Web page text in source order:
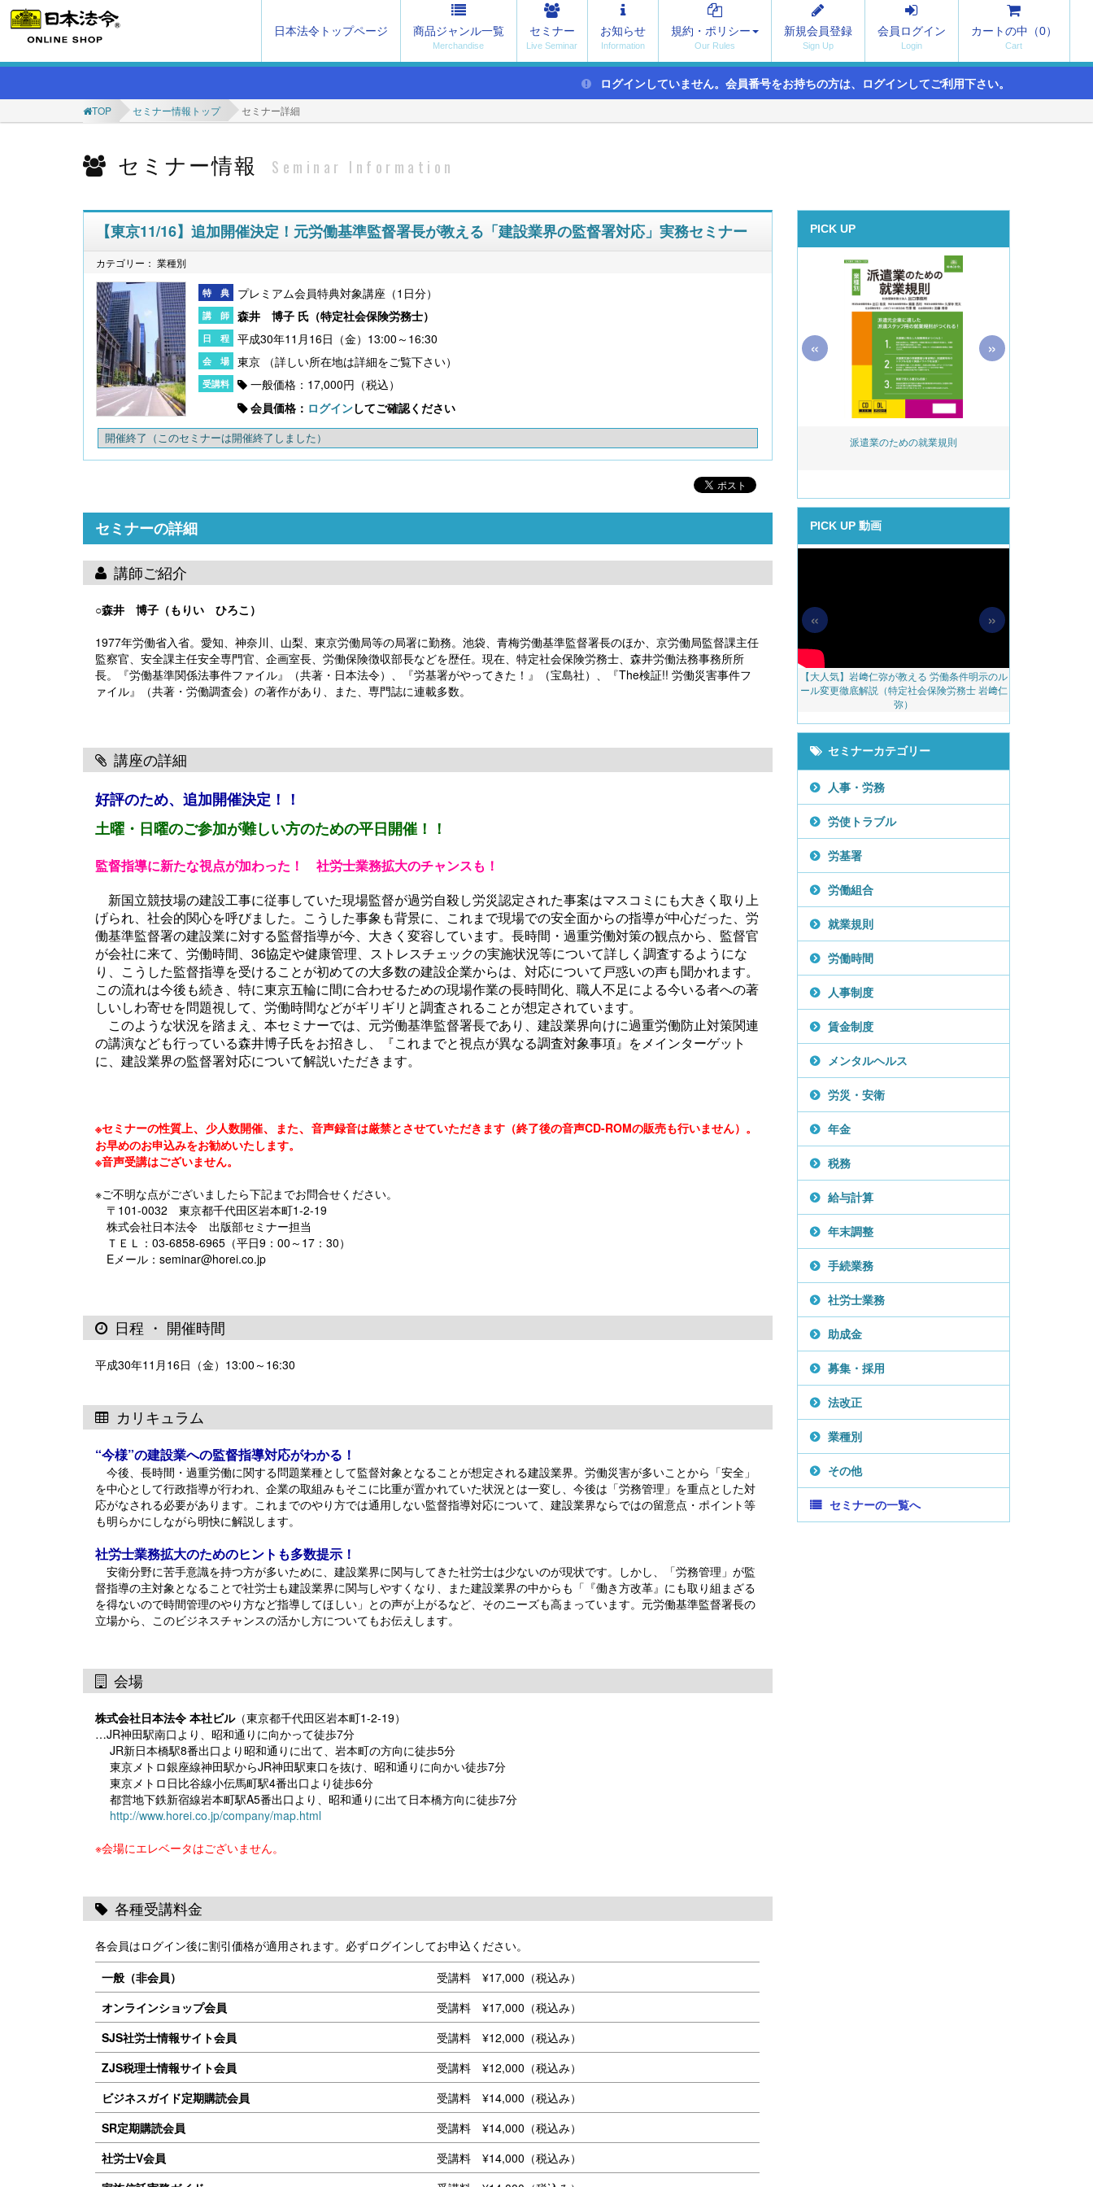
日本法令トップページ 商品ジャンル一覧 セミナー お知らせ 規約・ポリシー 新規会員登録 会員ログイン カートの中（0）
ログインしていません。会員番号をお持ちの方は、ログインしてご利用下さい。
TOP セミナー情報トップ セミナー詳細
セミナー情報 Seminar Information
【東京11/16】追加開催決定！元労働基準監督署長が教える「建設業界の監督署対応」実務セミナー
カテゴリー： 業種別
プレミアム会員特典対象講座（1日分）
森井 博子 氏（特定社会保険労務士）
平成30年11月16日（金）13:00～16:30
東京
一般価格：17,000円（税込）
会員価格： ログインしてご確認ください
開催終了 （このセミナーは開催終了しました）
セミナーの詳細
講師ご紹介
○森井 博子（もりい ひろこ）
1977年労働省入省。愛知、神奈川、山梨、東京労働局等の局署に勤務。池袋、青梅労働基準監督署長のほか、京労働局監督課主任
監察官、安全課主任安全専門官、企画室長、労働保険徴収部長などを歴任。現在、特定社会保険労務士、森井労働法務事務所所
長。『労働基準関係法事件ファイル』（共著・日本法令）、『労基署がやってきた！』（宝島社）、『The検証!! 労働災害事件フ
ァイル』（共著・労働調査会）の著作があり、また、専門誌に連載多数。
講座の詳細
好評のため、追加開催決定！！
土曜・日曜のご参加が難しい方のための平日開催！！
監督指導に新たな視点が加わった！ 社労士業務拡大のチャンスも！
新国立競技場の建設工事に従事していた現場監督が過労自殺し労災認定された事案はマスコミにも大きく取り上
げられ、社会的関心を呼びました。こうした事象も背景に、これまで現場での安全面からの指導が中心だった、労
働基準監督署の建設業に対する監督指導が今、大きく変容しています。長時間・過重労働対策の観点から、監督官
が会社に来て、労働時間、36協定や健康管理、ストレスチェックの実施状況等について詳しく調査するようにな
り、こうした監督指導を受けることが初めての大多数の建設企業からは、対応について戸惑いの声も聞かれます。
この流れは今後も続き、特に東京五輪に間に合わせるための現場作業の長時間化、職人不足による今いる者への著
しいしわ寄せを問題視して、労働時間などがギリギリと調査されることが想定されています。
このような状況を踏まえ、本セミナーでは、元労働基準監督署長であり、建設業界向けに過重労働防止対策関連
の講演なども行っている森井博子氏をお招きし、『これまでと視点が異なる調査対象事項』をメインターゲット
に、建設業界の監督署対応について解説いただきます。
※セミナーの性質上、 少人数開催、 また、 音声録音は厳禁とさせていただきます（終了後の音声CD-ROMの販売も行いません）。
お早めのお申込みをお勧めいたします。
※音声受講はございません。
※ご不明な点がございましたら下記までお問合せください。
〒101-0032 東京都千代田区岩本町1-2-19
株式会社日本法令 出版部セミナー担当
ＴＥＬ：03-6858-6965（平日9：00～17：30）
Eメール：seminar@horei.co.jp
日程 ・ 開催時間
平成30年11月16日（金）13:00～16:30
カリキュラム
“今様”の建設業への監督指導対応がわかる！
今後、長時間・過重労働に関する問題業種として監督対象となることが想定される建設業界。労働災害が多いことから「安全」
を中心として行政指導が行われ、企業の取組みもそこに比重が置かれていた状況とは一変し、今後は「労務管理」を重点とした対
応がなされる必要があります。これまでのやり方では通用しない監督指導対応について、建設業界ならではの留意点・ポイント等
も明らかにしながら明快に解説します。
社労士業務拡大のためのヒントも多数提示！
安衛分野に苦手意識を持つ方が多いために、建設業界に関与してきた社労士は少ないのが現状です。しかし、「労務管理」が監
督指導の主対象となることで社労士も建設業界に関与しやすくなり、また建設業界の中からも「『働き方改革』にも取り組まざる
を得ないので時間管理のやり方など指導してほしい」との声が上がるなど、そのニーズも高まっています。元労働基準監督署長の
立場から、このビジネスチャンスの活かし方についてもお伝えします。
会場
株式会社日本法令 本社ビル（東京都千代田区岩本町1-2-19）
…JR神田駅南口より、昭和通りに向かって徒歩7分
JR新日本橋駅8番出口より昭和通りに出て、岩本町の方向に徒歩5分
東京メトロ銀座線神田駅からJR神田駅東口を抜け、昭和通りに向かい徒歩7分
東京メトロ日比谷線小伝馬町駅4番出口より徒歩6分
都営地下鉄新宿線岩本町駅A5番出口より、昭和通りに出て日本橋方向に徒歩7分
http://www.horei.co.jp/company/map.html
※会場にエレベータはございません。
各種受講料金
各会員はログイン後に割引価格が適用されます。必ずログインしてお申込ください。
一般（非会員）
受講料 ¥17,000（税込み）
オンラインショップ会員
受講料 ¥17,000（税込み）
SJS社労士情報サイト会員
受講料 ¥12,000（税込み）
ZJS税理士情報サイト会員
受講料 ¥12,000（税込み）
ビジネスガイド定期購読会員
受講料 ¥14,000（税込み）
SR定期購読会員
受講料 ¥14,000（税込み）
社労士V会員
受講料 ¥14,000（税込み）
PICK UP
〔改訂版〕Excelでできる 産前産後休業・育
派遣業のための就業規則
« »
PICK UP 動画
無料配信】技能実習廃止・新制度移行、特定技
能２号の対象拡大･･･ 改正対応＆社労士のコンサ
ル 外国人雇用実務研究会【橋本ゼミ】第3ク
【大注目】令和６年度 介護事業所の処遇改善加
算・補助金の実務（介護人材コンサルタント
【採用ゼミ】士業のための顧問料アップをかな
【大人気】岩﨑仁弥が教える 労働条件明示のル
ール変更徹底解説（特定社会保険労務士 岩﨑仁
弥）
算・補助金の実務（介護人材コンサルタント
« »
セミナーカテゴリー
人事・労務
労使トラブル
労基署
労働組合
就業規則
労働時間
人事制度
賃金制度
メンタルヘルス
労災・安衛
年金
税務
給与計算
年末調整
手続業務
社労士業務
助成金
募集・採用
法改正
業種別
その他
セミナーの一覧へ